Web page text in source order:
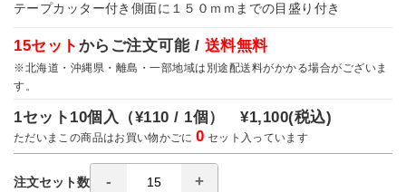
テープカッター付き側面に１５０ｍｍまでの目盛り付き
15セット からご注文可能 / 送料無料
※北海道・沖縄県・離島・一部地域は別途配送料がかかる場合がございま
す。
1セット10個入（¥110 / 1個）¥1,100(税込)
ただいまこの商品はお買い物かごに0 セット入っています
注文セット数